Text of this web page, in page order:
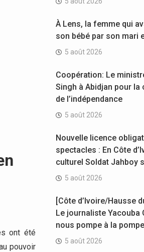
ont été
pouvoir
À Lens, la femme qui
son bébé par son mari
5 août 2026
Coopération: Le
Singh à Abidjan pour la
de l’indépendance
5 août 2026
Nouvelle licence
spectacles : En Côte
culturel Soldat Jahboy
5 août 2026
[Côte d’Ivoire/Hausse
Le journaliste Yacouba
nous pompe à la
5 août 2026